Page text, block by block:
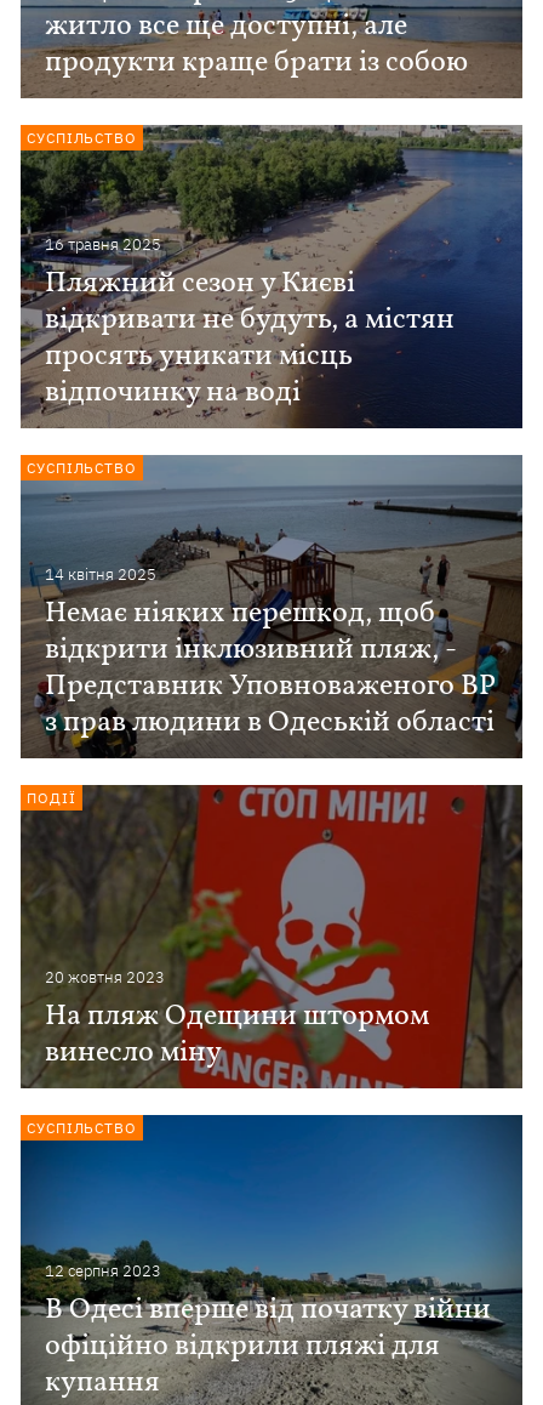
житло все ще доступні, але
продукти краще брати із собою
16 травня 2025
Пляжний сезон у Києві
відкривати не будуть, а містян
просять уникати місць
відпочинку на воді
СУСПІЛЬСТВО
14 квiтня 2025
Немає ніяких перешкод, щоб
відкрити інклюзивний пляж, -
Представник Уповноваженого ВР
з прав людини в Одеській області
СУСПІЛЬСТВО
20 жовтня 2023
На пляж Одещини штормом
винесло міну
ПОДІЇ
12 серпня 2023
В Одесі вперше від початку війни
офіційно відкрили пляжі для
купання
СУСПІЛЬСТВО